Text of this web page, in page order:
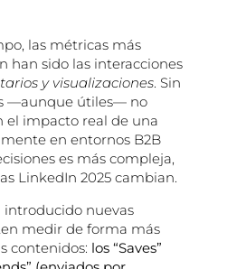
las métricas más
han sido las interacciones
y visualizaciones. Sin
—aunque útiles— no
el impacto real de una
en entornos B2B
es más compleja,
LinkedIn 2025 cambian.
introducido nuevas
medir de forma más
contenidos: los “Saves”